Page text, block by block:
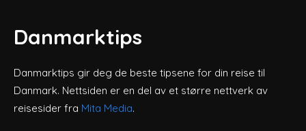
Danmarktips
Danmarktips gir deg de beste tipsene for din reise til
Danmark. Nettsiden er en del av et større nettverk av
reisesider fra Mita Media.